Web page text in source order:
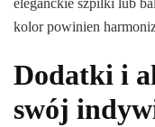
eleganckie szpilki lub
kolor powinien
Dodatki i
swój